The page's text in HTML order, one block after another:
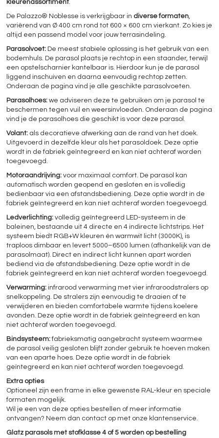
kleurenassortiment.
De Palazzo® Noblesse is verkrijgbaar in diverse formaten,
variërend van Ø 400 cm rond tot 600 × 600 cm vierkant. Zo kies je
altijd een passend model voor jouw terrasindeling.
Parasolvoet: De meest stabiele oplossing is het gebruik van een
bodemhuls. De parasol plaats je rechtop in een staander, terwijl
een opstelscharnier kantelbaar is. Hierdoor kun je de parasol
liggend inschuiven en daarna eenvoudig rechtop zetten.
Onderaan de pagina vind je alle geschikte parasolvoeten.
Parasolhoes: we adviseren deze te gebruiken om je parasol te
beschermen tegen vuil en weersinvloeden. Onderaan de pagina
vind je de parasolhoes die geschikt is voor deze parasol.
Volant: als decoratieve afwerking aan de rand van het doek.
Uitgevoerd in dezelfde kleur als het parasoldoek. Deze optie
wordt in de fabriek geïntegreerd en kan niet achteraf worden
toegevoegd.
Motoraandrijving: voor maximaal comfort. De parasol kan
automatisch worden geopend en gesloten en is volledig
bedienbaar via een afstandsbediening. Deze optie wordt in de
fabriek geïntegreerd en kan niet achteraf worden toegevoegd.
Ledverlichting: volledig geïntegreerd LED-systeem in de
baleinen, bestaande uit 4 directe en 4 indirecte lichtstrips. Het
systeem biedt RGB+W kleuren én warmwit licht (3000K), is
traploos dimbaar en levert 5000–6500 lumen (afhankelijk van de
parasolmaat). Direct en indirect licht kunnen apart worden
bediend via de afstandsbediening. Deze optie wordt in de
fabriek geïntegreerd en kan niet achteraf worden toegevoegd.
Verwarming: infrarood verwarming met vier infraroodstralers op
snelkoppeling. De stralers zijn eenvoudig te draaien of te
verwijderen en bieden comfortabele warmte tijdens koelere
avonden. Deze optie wordt in de fabriek geïntegreerd en kan
niet achteraf worden toegevoegd.
Bindsysteem:fabrieksmatig aangebracht systeem waarmee
de parasol veilig gesloten blijft zonder gebruik te hoeven maken
van een aparte hoes. Deze optie wordt in de fabriek
geïntegreerd en kan niet achteraf worden toegevoegd.
Extra opties
Optioneel zijn een frame in elke gewenste RAL-kleur en speciale
formaten mogelijk.
Wil je een van deze opties bestellen of meer informatie
ontvangen? Neem dan contact op met onze klantenservice.
Glatz parasols met stofklasse 4 of 5 worden op bestelling